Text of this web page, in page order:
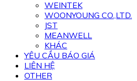
WEINTEK
WOONYOUNG CO.,LTD.
JST
MEANWELL
KHÁC
YÊU CẦU BÁO GIÁ
LIÊN HỆ
OTHER